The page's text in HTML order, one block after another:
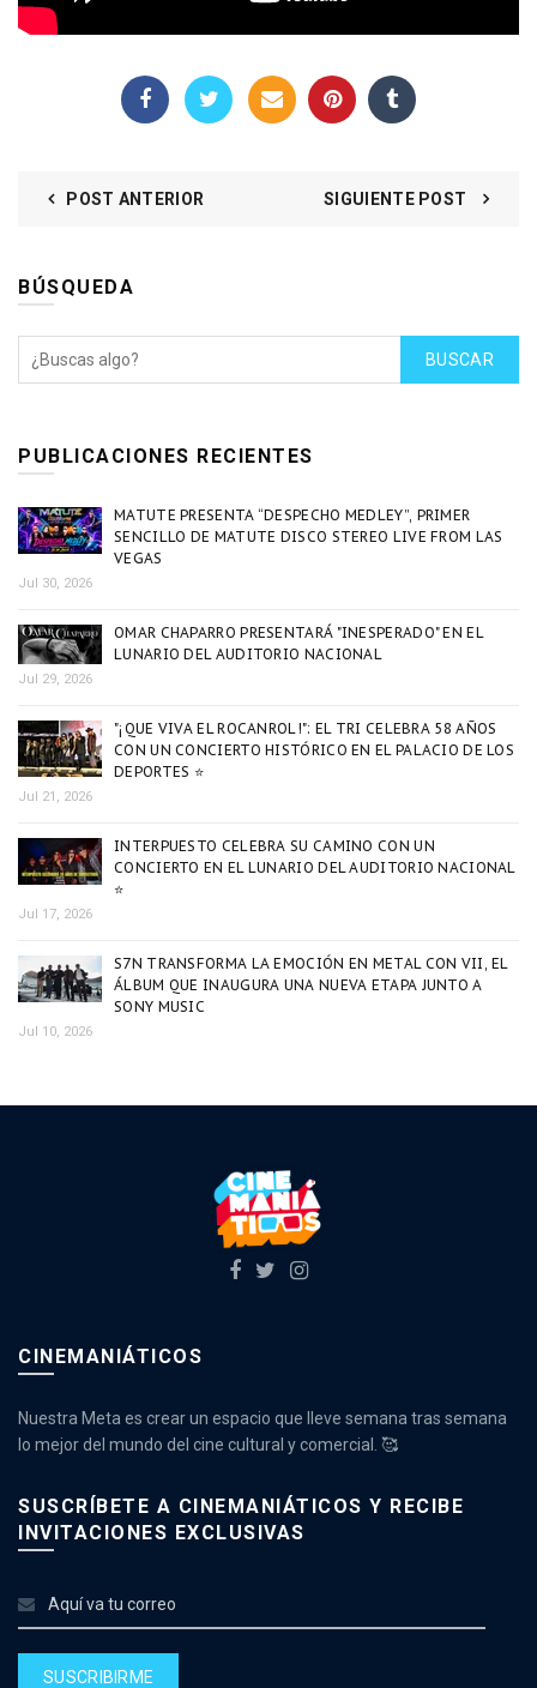
POST ANTERIOR SIGUIENTE POST
BÚSQUEDA
BUSCAR
PUBLICACIONES RECIENTES
MATUTE PRESENTA “DESPECHO MEDLEY”, PRIMER
SENCILLO DE MATUTE DISCO STEREO LIVE FROM LAS
VEGAS
Jul 30, 2026
OMAR CHAPARRO PRESENTARÁ "INESPERADO" EN EL
LUNARIO DEL AUDITORIO NACIONAL
Jul 29, 2026
"¡QUE VIVA EL ROCANROL!": EL TRI CELEBRA 58 AÑOS
CON UN CONCIERTO HISTÓRICO EN EL PALACIO DE LOS
DEPORTES ⭐
Jul 21, 2026
INTERPUESTO CELEBRA SU CAMINO CON UN
CONCIERTO EN EL LUNARIO DEL AUDITORIO NACIONAL
⭐
Jul 17, 2026
S7N TRANSFORMA LA EMOCIÓN EN METAL CON VII, EL
ÁLBUM QUE INAUGURA UNA NUEVA ETAPA JUNTO A
SONY MUSIC
Jul 10, 2026
CINEMANIÁTICOS
Nuestra Meta es crear un espacio que lleve semana tras semana
lo mejor del mundo del cine cultural y comercial. 🥰
SUSCRÍBETE A CINEMANIÁTICOS Y RECIBE
INVITACIONES EXCLUSIVAS